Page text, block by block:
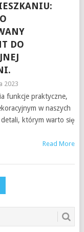
DO
2023
funkcje praktyczne,
w naszych
którym warto się
Read More